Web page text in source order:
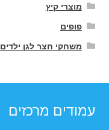
מוצרי קיץ
פופים
משחקי חצר לגן ילדים
עמודים מרכזים